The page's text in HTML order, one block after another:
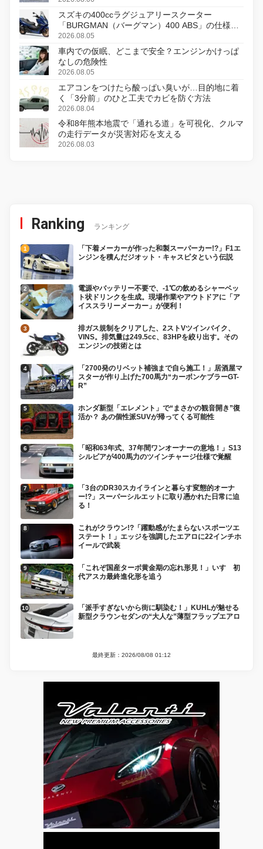
スズキの400ccラグジュアリースクーター
「BURGMAN（バーグマン）400 ABS」の仕様を
変更し、8月18日に発売
2026.08.05
車内での仮眠、どこまで安全？エンジンかけっぱ
なしの危険性
2026.08.05
エアコンをつけたら酸っぱい臭いが…目的地に着
く「3分前」のひと工夫でカビを防ぐ方法
2026.08.04
令和8年熊本地震で「通れる道」を可視化、クルマ
の走行データが災害対応を支える
2026.08.03
Ranking ランキング
「下着メーカーが作った和製スーパーカー!?」F1エ
ンジンを積んだジオット・キャスピタという伝説
電源やバッテリー不要で、-1℃の飲めるシャーベッ
ト状ドリンクを生成。現場作業やアウトドアに「ア
イススラリーメーカー」が便利！
排ガス規制をクリアした、2ストVツインバイク、
VINS。排気量は249.5cc、83HPを絞り出す。その
エンジンの技術とは
「2700発のリベット補強まで自ら施工！」居酒屋マ
スターが作り上げた700馬力“カーボンケブラーGT-
R”
ホンダ新型「エレメント」で“まさかの観音開き”復
活か？ あの個性派SUVが帰ってくる可能性
「昭和63年式、37年間ワンオーナーの意地！」S13
シルビアが400馬力のツインチャージ仕様で覚醒
「3台のDR30スカイラインと暮らす変態的オーナ
ー!?」スーパーシルエットに取り憑かれた日常に迫
る！
これがクラウン!?「躍動感がたまらないスポーツエ
ステート！」エッジを強調したエアロに22インチホ
イールで武装
「これぞ国産ターボ黄金期の忘れ形見！」いすゞ初
代アスカ最終進化形を追う
「派手すぎないから街に馴染む！」KUHLが魅せる
新型クラウンセダンの“大人な”薄型フラップエアロ
最終更新：2026/08/08 01:12